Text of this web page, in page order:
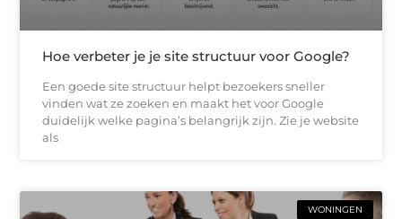
Hoe verbeter je je site structuur voor Google?
Een goede site structuur helpt bezoekers sneller
vinden wat ze zoeken en maakt het voor Google
duidelijk welke pagina’s belangrijk zijn. Zie je website
als
WONINGEN